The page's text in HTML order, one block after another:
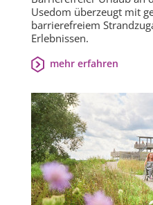
Usedom überzeugt mit
barrierefreiem
Erlebnissen.
mehr erfahren